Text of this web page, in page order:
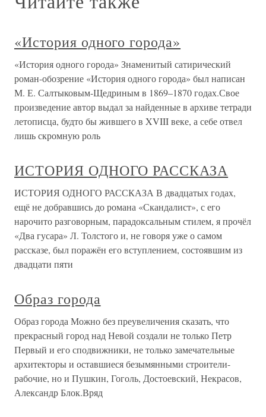
«История одного города»
«История одного города» Знаменитый сатирический
роман-обозрение «История одного города» был написан
М. Е. Салтыковым-Щедриным в 1869–1870 годах.Свое
произведение автор выдал за найденные в архиве тетради
летописца, будто бы жившего в XVIII веке, а себе отвел
лишь скромную роль
ИСТОРИЯ ОДНОГО РАССКАЗА
ИСТОРИЯ ОДНОГО РАССКАЗА В двадцатых годах,
ещё не добравшись до романа «Скандалист», с его
нарочито разговорным, парадоксальным стилем, я прочёл
«Два гусара» Л. Толстого и, не говоря уже о самом
рассказе, был поражён его вступлением, состоявшим из
двадцати пяти
Образ города
Образ города Можно без преувеличения сказать, что
прекрасный город над Невой создали не только Петр
Первый и его сподвижники, не только замечательные
архитекторы и оставшиеся безымянными строители-
рабочие, но и Пушкин, Гоголь, Достоевский, Некрасов,
Александр Блок.Вряд